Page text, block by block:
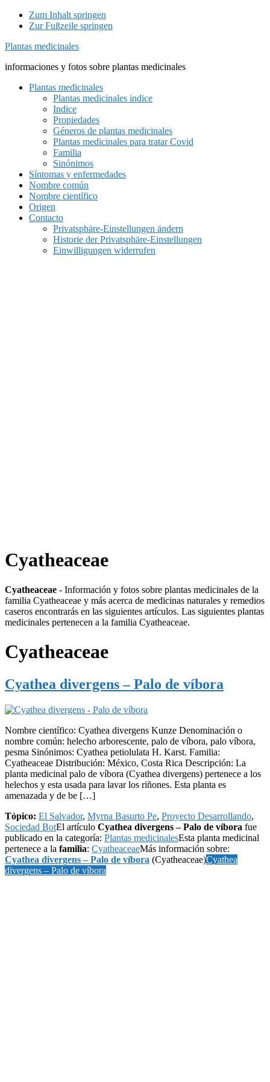
Zum Inhalt springen
Zur Fußzeile springen
Plantas medicinales
informaciones y fotos sobre plantas medicinales
Plantas medicinales
Plantas medicinales indice
Indice
Propiedades
Géneros de plantas medicinales
Plantas medicinales para tratar Covid
Familia
Sinónimos
Síntomas y enfermedades
Nombre común
Nombre científico
Origen
Contacto
Privatsphäre-Einstellungen ändern
Historie der Privatsphäre-Einstellungen
Einwilligungen widerrufen
Cyatheaceae
Cyatheaceae - Información y fotos sobre plantas medicinales de la
familia Cyatheaceae y más acerca de medicinas naturales y remedios
caseros encontrarás en las siguientes artículos. Las siguientes plantas
medicinales pertenecen a la familia Cyatheaceae.
Cyatheaceae
Cyathea divergens – Palo de víbora
Nombre científico: Cyathea divergens Kunze Denominación o
nombre común: helecho arborescente, palo de víbora, palo víbora,
pesma Sinónimos: Cyathea petiolulata H. Karst. Familia:
Cyatheaceae Distribución: México, Costa Rica Descripción: La
planta medicinal palo de víbora (Cyathea divergens) pertenece a los
helechos y esta usada para lavar los riñones. Esta planta es
amenazada y de be […]
Tópico: El Salvador, Myrna Basurto Pe, Proyecto Desarrollando,
Sociedad BotEl artículo Cyathea divergens – Palo de víbora fue
publicado en la categoría: Plantas medicinalesEsta planta medicinal
pertenece a la familia: CyatheaceaeMás información sobre:
Cyathea divergens – Palo de víbora (Cyatheaceae)Cyathea
divergens – Palo de víbora